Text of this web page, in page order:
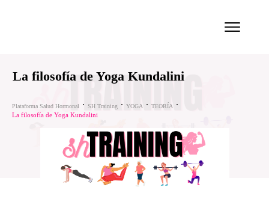
La filosofía de Yoga Kundalini
Plataforma Salud Hormonal SH Training YOGA TEORÍA
La filosofía de Yoga Kundalini